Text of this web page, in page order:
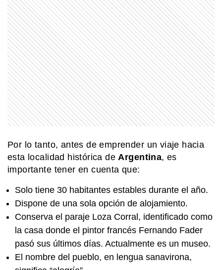
Por lo tanto, antes de emprender un viaje hacia
esta localidad histórica deArgentina, es
importante tener en cuenta que:
Solo tiene 30 habitantes estables durante el año.
Dispone de una sola opción de alojamiento.
Conserva el paraje Loza Corral, identificado como
la casa donde el pintor francés Fernando Fader
pasó sus últimos días. Actualmente es un museo.
El nombre del pueblo, en lengua sanavirona,
SABER MAS
Día Mundial de la Ciencia y la
Tecnología: por qué se celebra el 10
de abril en homenaje a Bernardo
Houssay
MI PAIS
Existe un pueblo argentino en Salta
que solo se puede visitar por vía
terrestre si pasás por Bolivia
MI PAIS
Quién fue Bernardo Houssay, una
figura clave de la ciencia argentina
MI PAIS
¡Soberanía en un clic! El argentino
que creó una app para sentir las
Malvinas más cerca
SABER MAS
¿Qué significa cuando los perros se